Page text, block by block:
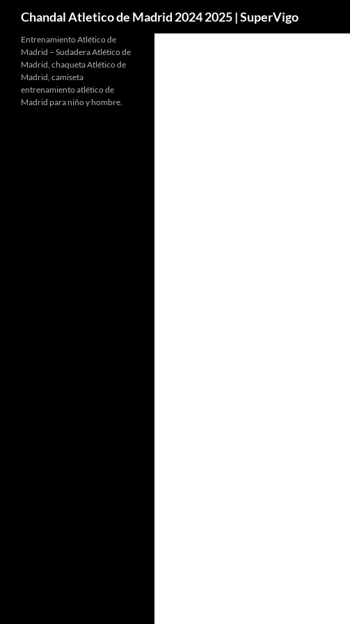
Chandal Atletico de Madrid 2024 2025 | SuperVigo
Entrenamiento Atlético de
Madrid – Sudadera Atlético de
Madrid, chaqueta Atlético de
Madrid, camiseta
entrenamiento atlético de
Madrid para niño y hombre.